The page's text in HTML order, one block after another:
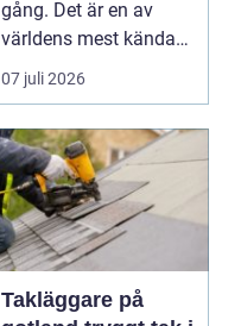
gång. Det är en av
världens mest kända
symboler, djupt
07 juli 2026
Takläggare på